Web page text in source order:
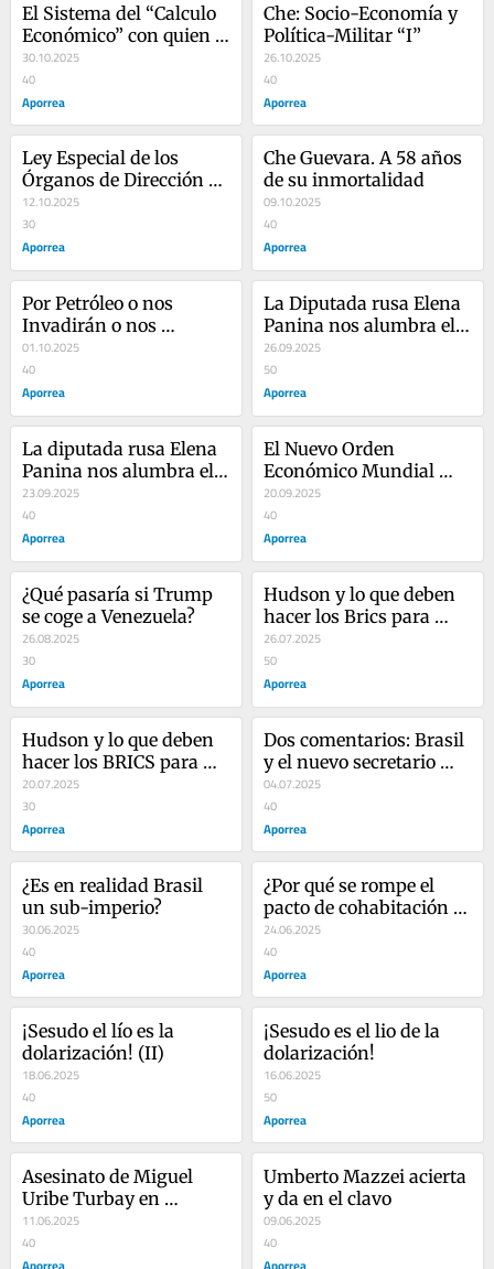
El Sistema del “Calculo
Económico” con quien
se topó el Che en Cuba
30.10.2025
40
Aporrea
Che: Socio-Economía y
Política-Militar “I”
26.10.2025
40
Aporrea
Ley Especial de los
Órganos de Dirección
para la Defensa Integral
de Venezuela
12.10.2025
30
Aporrea
Che Guevara. A 58 años
de su inmortalidad
09.10.2025
40
Aporrea
Por Petróleo o nos
Invadirán o nos
"Doblaran el Brazo"
01.10.2025
40
Aporrea
La Diputada rusa Elena
Panina nos alumbra el
camino (y II)
26.09.2025
50
Aporrea
La diputada rusa Elena
Panina nos alumbra el
camino
23.09.2025
40
Aporrea
El Nuevo Orden
Económico Mundial
surgido a raíz del Foro
de Shanghái
20.09.2025
40
Aporrea
¿Qué pasaría si Trump
se coge a Venezuela?
26.08.2025
30
Aporrea
Hudson y lo que deben
hacer los Brics para
vencer al imperialismo
anglosajón ((II/II)
26.07.2025
50
Aporrea
Hudson y lo que deben
hacer los BRICS para
vencer al imperialismo
anglosajón I/II
20.07.2025
30
Aporrea
Dos comentarios: Brasil
y el nuevo secretario
general de la OEA
04.07.2025
40
Aporrea
¿Es en realidad Brasil
un sub-imperio?
30.06.2025
40
Aporrea
¿Por qué se rompe el
pacto de cohabitación
entre la derecha
imperialista y el
madurismo?
24.06.2025
40
Aporrea
¡Sesudo el lío es la
dolarización! (II)
18.06.2025
40
Aporrea
¡Sesudo es el lio de la
dolarización!
16.06.2025
50
Aporrea
Asesinato de Miguel
Uribe Turbay en
Colombia: causas,
objetivos y posibles
escenarios
11.06.2025
40
Umberto Mazzei acierta
y da en el clavo
09.06.2025
40